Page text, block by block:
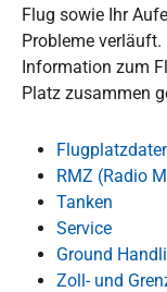
Flug sowie Ihr
Probleme
Information zum
Platz zusammen
RMZ (Radio
Tanken
Service
Ground
Zoll- und